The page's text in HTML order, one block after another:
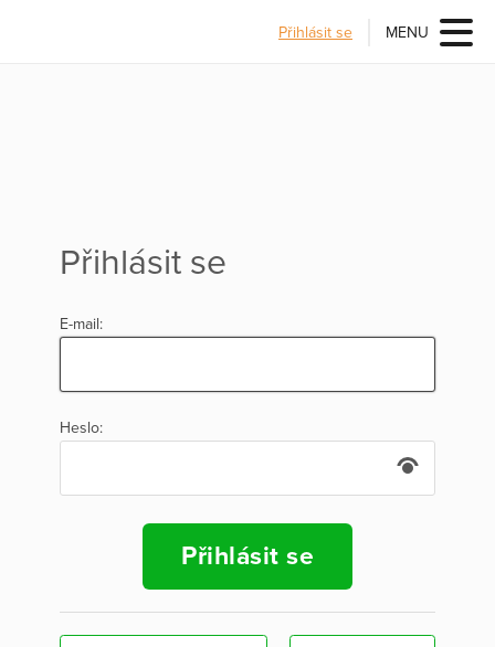
Přihlásit se MENU
Přihlásit se
E-mail:
Heslo:
Přihlásit se